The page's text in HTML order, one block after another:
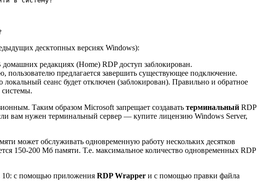
десктопных версиях Windows):
редакциях (Home) RDP доступ заблокирован.
предлагается завершить существующее подключение.
сеанс будет отключен (заблокирован). Правильно и обратное
системы.
Таким образом Microsoft запрещает создавать терминальный RDP
вам нужен терминальный сервер — купите лицензию Windows Server,
может обслуживать одновременную работу нескольких десятков
150-200 Мб памяти. Т.е. максимальное количество одновременных RDP
10: с помощью приложения RDPWrapper и с помощью правки файла